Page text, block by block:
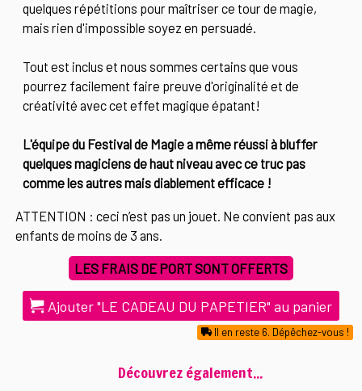
quelques répétitions pour maîtriser ce tour de magie,
mais rien d'impossible soyez en persuadé.
Tout est inclus et nous sommes certains que vous
pourrez facilement faire preuve d'originalité et de
créativité avec cet effet magique épatant!
L'équipe du Festival de Magie a même réussi à bluffer
quelques magiciens de haut niveau avec ce truc pas
comme les autres mais diablement efficace !
ATTENTION : ceci n’est pas un jouet. Ne convient pas aux
enfants de moins de 3 ans.
LES FRAIS DE PORT SONT OFFERTS
Ajouter "LE CADEAU DU PAPETIER" au panier
Il en reste 6. Dépêchez-vous !
Découvrez également...